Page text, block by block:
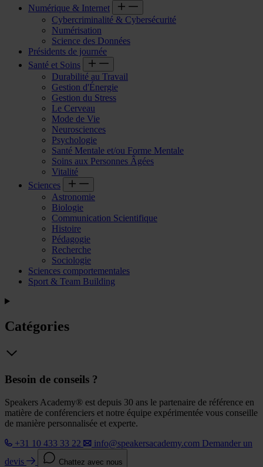
Numérique & Internet
Cybercriminalité & Cybersécurité
Numérisation
Science des Données
Présidents de journée
Santé et Soins
Durabilité au Travail
Gestion d'Énergie
Gestion du Stress
Le Cerveau
Mode de Vie
Neurosciences
Psychologie
Santé Mentale et/ou Forme Mentale
Soins aux Personnes Âgées
Vitalité
Sciences
Astronomie
Biologie
Communication Scientifique
Histoire
Pédagogie
Recherche
Sociologie
Sciences comportementales
Sport & Team Building
Catégories
Besoin de conseils ?
Speakers Academy® est depuis 30 ans le partenaire de référence en
matière de conférenciers et notre équipe expérimentée vous conseille
de manière personnalisée et experte.
+31 10 433 33 22
info@speakersacademy.com Demander un
devis
Chattez avec nous